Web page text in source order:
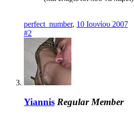
perfect_number, 10 Ιουνίου 2007
#2
Yiannis Regular Member